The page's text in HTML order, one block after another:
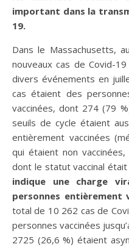
important dans la
19.
Dans le Massachusetts,
nouveaux cas de Covid-
divers événements en
cas étaient des
vaccinées, dont 274 (79
seuils de cycle étaient
entièrement vaccinées
qui étaient non
dont le statut vaccinal était
indique une charge
personnes entièrement
total de 10 262 cas de
personnes vaccinées
2725 (26,6 %) étaient